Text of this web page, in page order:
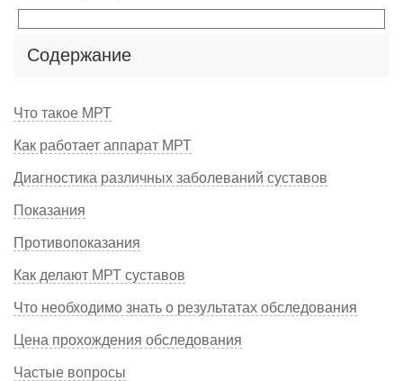
Содержание
Что такое МРТ
Как работает аппарат МРТ
Диагностика различных заболеваний суставов
Показания
Противопоказания
Как делают МРТ суставов
Что необходимо знать о результатах обследования
Цена прохождения обследования
Частые вопросы